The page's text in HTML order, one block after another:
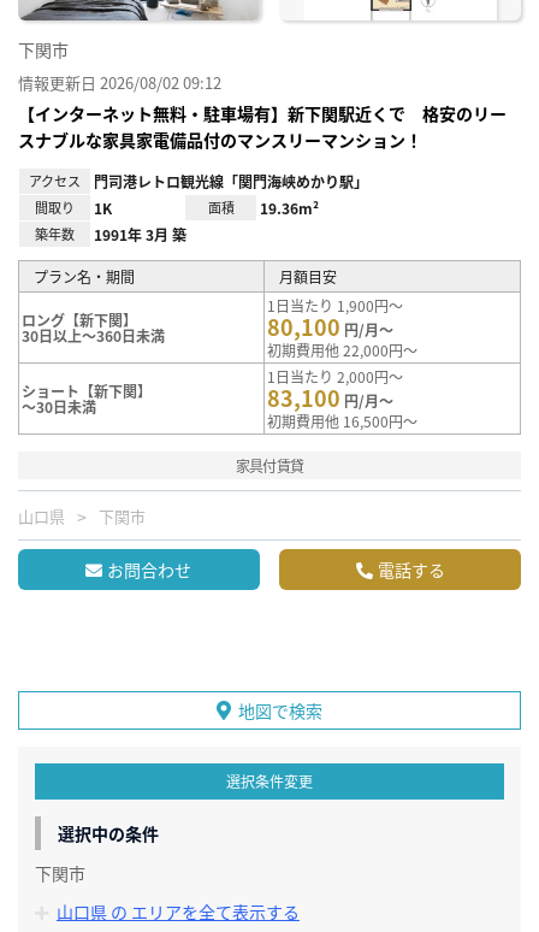
下関市
情報更新日 2026/08/02 09:12
【インターネット無料・駐車場有】新下関駅近くで 格安のリー
スナブルな家具家電備品付のマンスリーマンション！
アクセス 門司港レトロ観光線「関門海峡めかり駅」
間取り 1K 面積 19.36m²
築年数 1991年 3月 築
プラン名・期間 月額目安
ロング【新下関】
30日以上～360日未満
1日当たり 1,900円～
80,100 円/月～
初期費用他 22,000円～
ショート【新下関】
～30日未満
1日当たり 2,000円～
83,100 円/月～
初期費用他 16,500円～
家具付賃貸
山口県 下関市
お問合わせ 電話する
地図で検索
選択条件変更
選択中の条件
下関市
山口県 の エリアを全て表示する